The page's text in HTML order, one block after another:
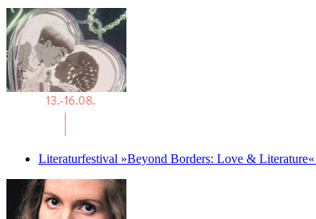
Literaturfestival »Beyond Borders: Love & Literature«